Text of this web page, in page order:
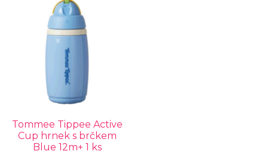
Tommee Tippee Active
Cup hrnek s brčkem
Blue 12m+ 1 ks